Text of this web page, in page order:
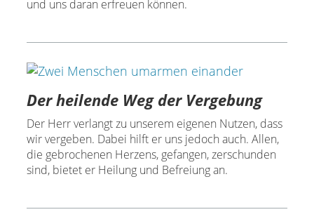
und uns daran erfreuen können.
Der heilende Weg der Vergebung
Der Herr verlangt zu unserem eigenen Nutzen, dass
wir vergeben. Dabei hilft er uns jedoch auch. Allen,
die gebrochenen Herzens, gefangen, zerschunden
sind, bietet er Heilung und Befreiung an.